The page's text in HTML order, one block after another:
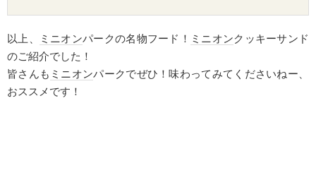
以上、 ミニオンパークの名物フード！ ミニオンクッキーサンド
のご紹介でした！
皆さんも ミニオンパークでぜひ！味わってみてくださいねー、
おススメです！